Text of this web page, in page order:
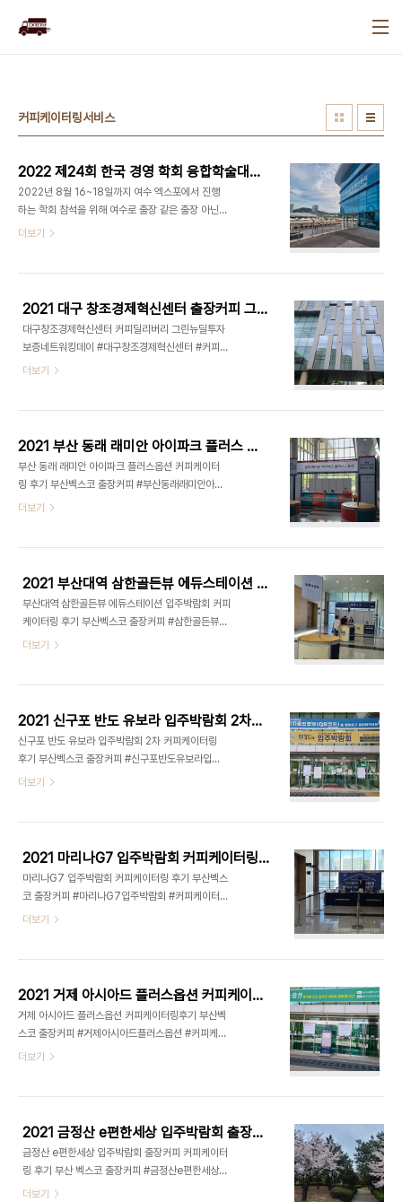
커피케이터링서비스
2022 제24회 한국 경영 학회 융합학술대회 커피 케이터링 여수 출장 커피
2022년 8월 16~18일까지 여수 엑스포에서 진행
하는 학회 참석을 위해 여수로 출장 같은 출장 아닌
출장을 떠납니다. 여수엑스포에서 행사를 처음 진행
월 15일 사전 세팅을 하였습니다. 그렇게 여수의 밤
을 즐기며, 내일 다가올 행사 걱정 반, 여수의 바다 내
음을 즐기며 하루를 마감합니다. 2019년까지 경영
학회를 진행을 해 보아서 많은 분들이 참석을 하는 것
을 알아서인지 많은 기대감으로 오픈을 하였습니다.
에스프레소 아메리카노 / 아이스 아메리카노 카페라
더보기
2021 대구 창조경제혁신센터 출장커피 그린뉴딜 투자 보증 네트워킹데이 커피딜리버리
대구창조경제혁신센터 커피딜리버리 그린뉴딜투자
보증네트워킹데이 #대구창조경제혁신센터 #커피딜
리버리 #그린뉴딜투자보증네트워킹데이출장커피
조경제혁신센터는 삼성 창조캠퍼스 내에 위치한 곳
으로 코로나로 인해 행사 자체를 그리워할 즈음에 문
의가 들어왔습니다. 한겨울이 후 진행한 이번 행사 밖
에는 더위가 조금씩 사라지기 시작하는 가을이 한 발
짝 다가온 날씨였습니다. 행사장 입구부터 발열 체크
지나 실내에서는 무조건 마스크 착용을 원칙으로 진
겪는 분들에게 도움을 드리..
더보기
2021 부산 동래 래미안 아이파크 플러스 옵션 1차 박람회 커피케이터링 후기 부산벡스코 출장커피
부산 동래 래미안 아이파크 플러스옵션 커피케이터
링 후기 부산벡스코 출장커피 #부산동래래미안아이
파크 #플러스옵션 #커피케이터링후기 #부산벡스코
스 연락처 전화자동연결 : 070-8870-2918 네이
버톡톡문의하기 자동연결 :(09:00~19:00) 카카오
톡문의하기 자동연결 :(09:00~19:00)​ 이메일자동
연결 : id6602@naver.com 경남, 경북 전 지역,
대구 , 울산, 부산광역시 전역에 3일 이상 행사는 전
다.
더보기
2021 부산대역 삼한골든뷰 에듀스테이션 입주박람회 커피케이터링 후기 부산벡스코 출장커피
부산대역 삼한골든뷰 에듀스테이션 입주박람회 커피
케이터링 후기 부산벡스코 출장커피 #삼한골든뷰에
듀스테이션 #입주박람회 #커피케이터링후기 #부산
케이터링 서비스 연락처 전화자동연결 : 070-
8870-2918 네이버톡톡문의하기 자동연결 :
(09:00~19:00) 카카오톡문의하기 자동연결 :
(09:00~19:00)​ 이메일자동연결 :
id6602@naver.com 경남, 경북 전 지역, 대구 ,
가능.. 항상 노력하는 커피트립이 되겠습니다.
더보기
2021 신구포 반도 유보라 입주박람회 2차 커피케이터링 후기 부산벡스코 출장커피
신구포 반도 유보라 입주박람회 2차 커피케이터링
후기 부산벡스코 출장커피 #신구포반도유보라입주
박람회 #커피케이터링후기 #부산벡스코출장커피
2918 네이버톡톡문의하기 자동연결 :
(09:00~19:00) 카카오톡문의하기 자동연결 :
(09:00~19:00)​ 이메일자동연결 :
id6602@naver.com 경남, 경북 전 지역, 대구 ,
울산, 부산광역시 전역에 3일 이상 행사는 전국 출장
더보기
2021 마리나G7 입주박람회 커피케이터링 후기 부산벡스코 출장커피
마리나G7 입주박람회 커피케이터링 후기 부산벡스
코 출장커피 #마리나G7입주박람회 #커피케이터링
후기 #부산벡스코출장커피 2021 마리나G7 입주박
:(09:00~19:00) 카카오톡문의하기 자동연결 :
(09:00~19:00)​ 이메일자동연결 :
id6602@naver.com 경남, 경북 전 지역, 대구 ,
울산, 부산광역시 전역에 3일 이상 행사는 전국 출장
가능.. 항상 노력하는 커피트립이 되겠습니다.
더보기
2021 거제 아시아드 플러스옵션 커피케이터링후기 부산벡스코 출장커피
거제 아시아드 플러스옵션 커피케이터링후기 부산벡
스코 출장커피 #거제아시아드플러스옵션 #커피케이
터링후기 #부산벡스코출장커피 2021 거제 아시아
자동연결 :(09:00~19:00) 카카오톡문의하기 자동
연결 :(09:00~19:00)​ 이메일자동연결 :
id6602@naver.com 경남, 경북 전 지역, 대구 ,
울산, 부산광역시 전역에 3일 이상 행사는 전국 출장
가능.. 항상 노력하는 커피트립이 되겠습니다.
더보기
2021 금정산 e편한세상 입주박람회 출장커피 커피케이터링 후기 부산 벡스코 출장커피
금정산 e편한세상 입주박람회 출장커피 커피케이터
링 후기 부산 벡스코 출장커피 #금정산e편한세상입
주박람회출장커피 #커피케이터링후기 #부산벡스코
더보기